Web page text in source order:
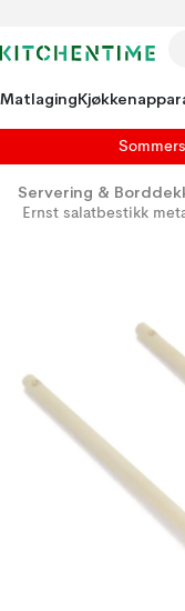
Matlaging
S
Servering &
Ernst salatbestikk